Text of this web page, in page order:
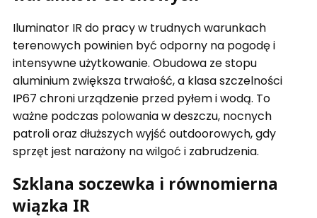
Iluminator IR do pracy w trudnych warunkach
terenowych powinien być odporny na pogodę i
intensywne użytkowanie. Obudowa ze stopu
aluminium zwiększa trwałość, a klasa szczelności
IP67 chroni urządzenie przed pyłem i wodą. To
ważne podczas polowania w deszczu, nocnych
patroli oraz dłuższych wyjść outdoorowych, gdy
sprzęt jest narażony na wilgoć i zabrudzenia.
Szklana soczewka i równomierna
wiązka IR